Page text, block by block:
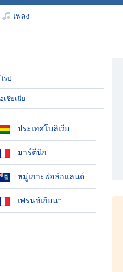
เพลง
รป
เชียเนีย
ประเทศโบลิเวีย
มาร์ตีนิก
หมู่เกาะฟอล์กแลนด์
เฟรนช์เกียนา